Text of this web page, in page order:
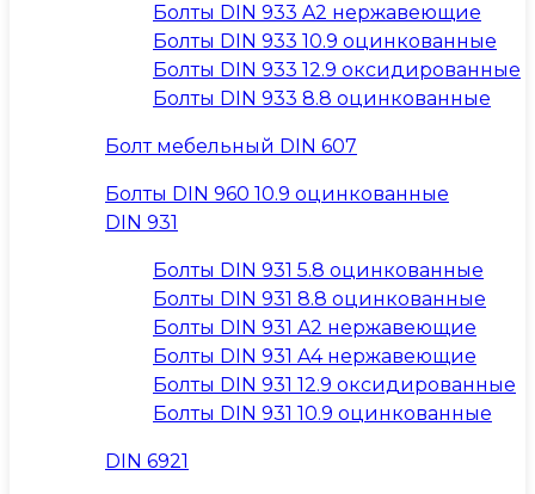
Болты DIN 933 A2 нержавеющие
Болты DIN 933 10.9 оцинкованные
Болты DIN 933 12.9 оксидированные
Болты DIN 933 8.8 оцинкованные
Болт мебельный DIN 607
Болты DIN 960 10.9 оцинкованные
DIN 931
Болты DIN 931 5.8 оцинкованные
Болты DIN 931 8.8 оцинкованные
Болты DIN 931 A2 нержавеющие
Болты DIN 931 A4 нержавеющие
Болты DIN 931 12.9 оксидированные
Болты DIN 931 10.9 оцинкованные
DIN 6921